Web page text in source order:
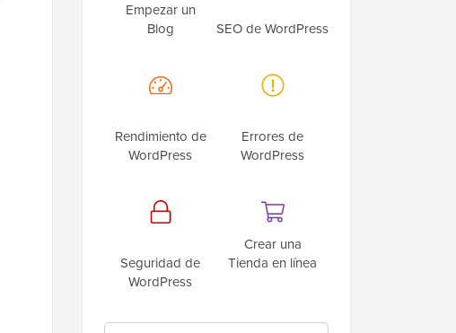
Empezar un
Blog
SEO de WordPress
Rendimiento de
WordPress
Errores de
WordPress
Seguridad de
WordPress
Crear una
Tienda en línea